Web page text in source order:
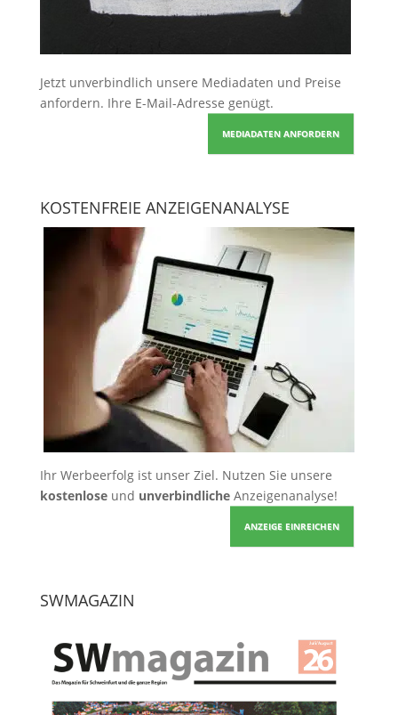
Jetzt unverbindlich unsere Mediadaten und Preise
anfordern. Ihre E-Mail-Adresse genügt.
MEDIADATEN ANFORDERN
KOSTENFREIE ANZEIGENANALYSE
Ihr Werbeerfolg ist unser Ziel. Nutzen Sie unsere
kostenloseund unverbindlicheAnzeigenanalyse!
ANZEIGE EINREICHEN
SWMAGAZIN